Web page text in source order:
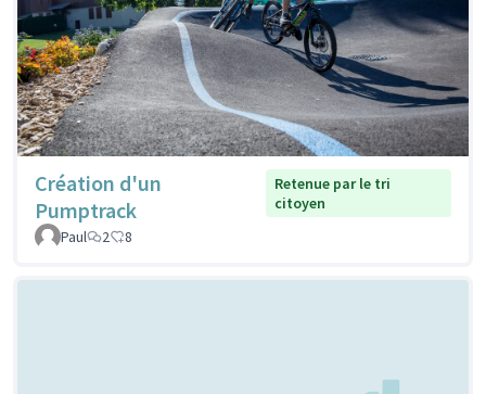
Création d'un
Pumptrack
Retenue par le tri
citoyen
Paul
2 8